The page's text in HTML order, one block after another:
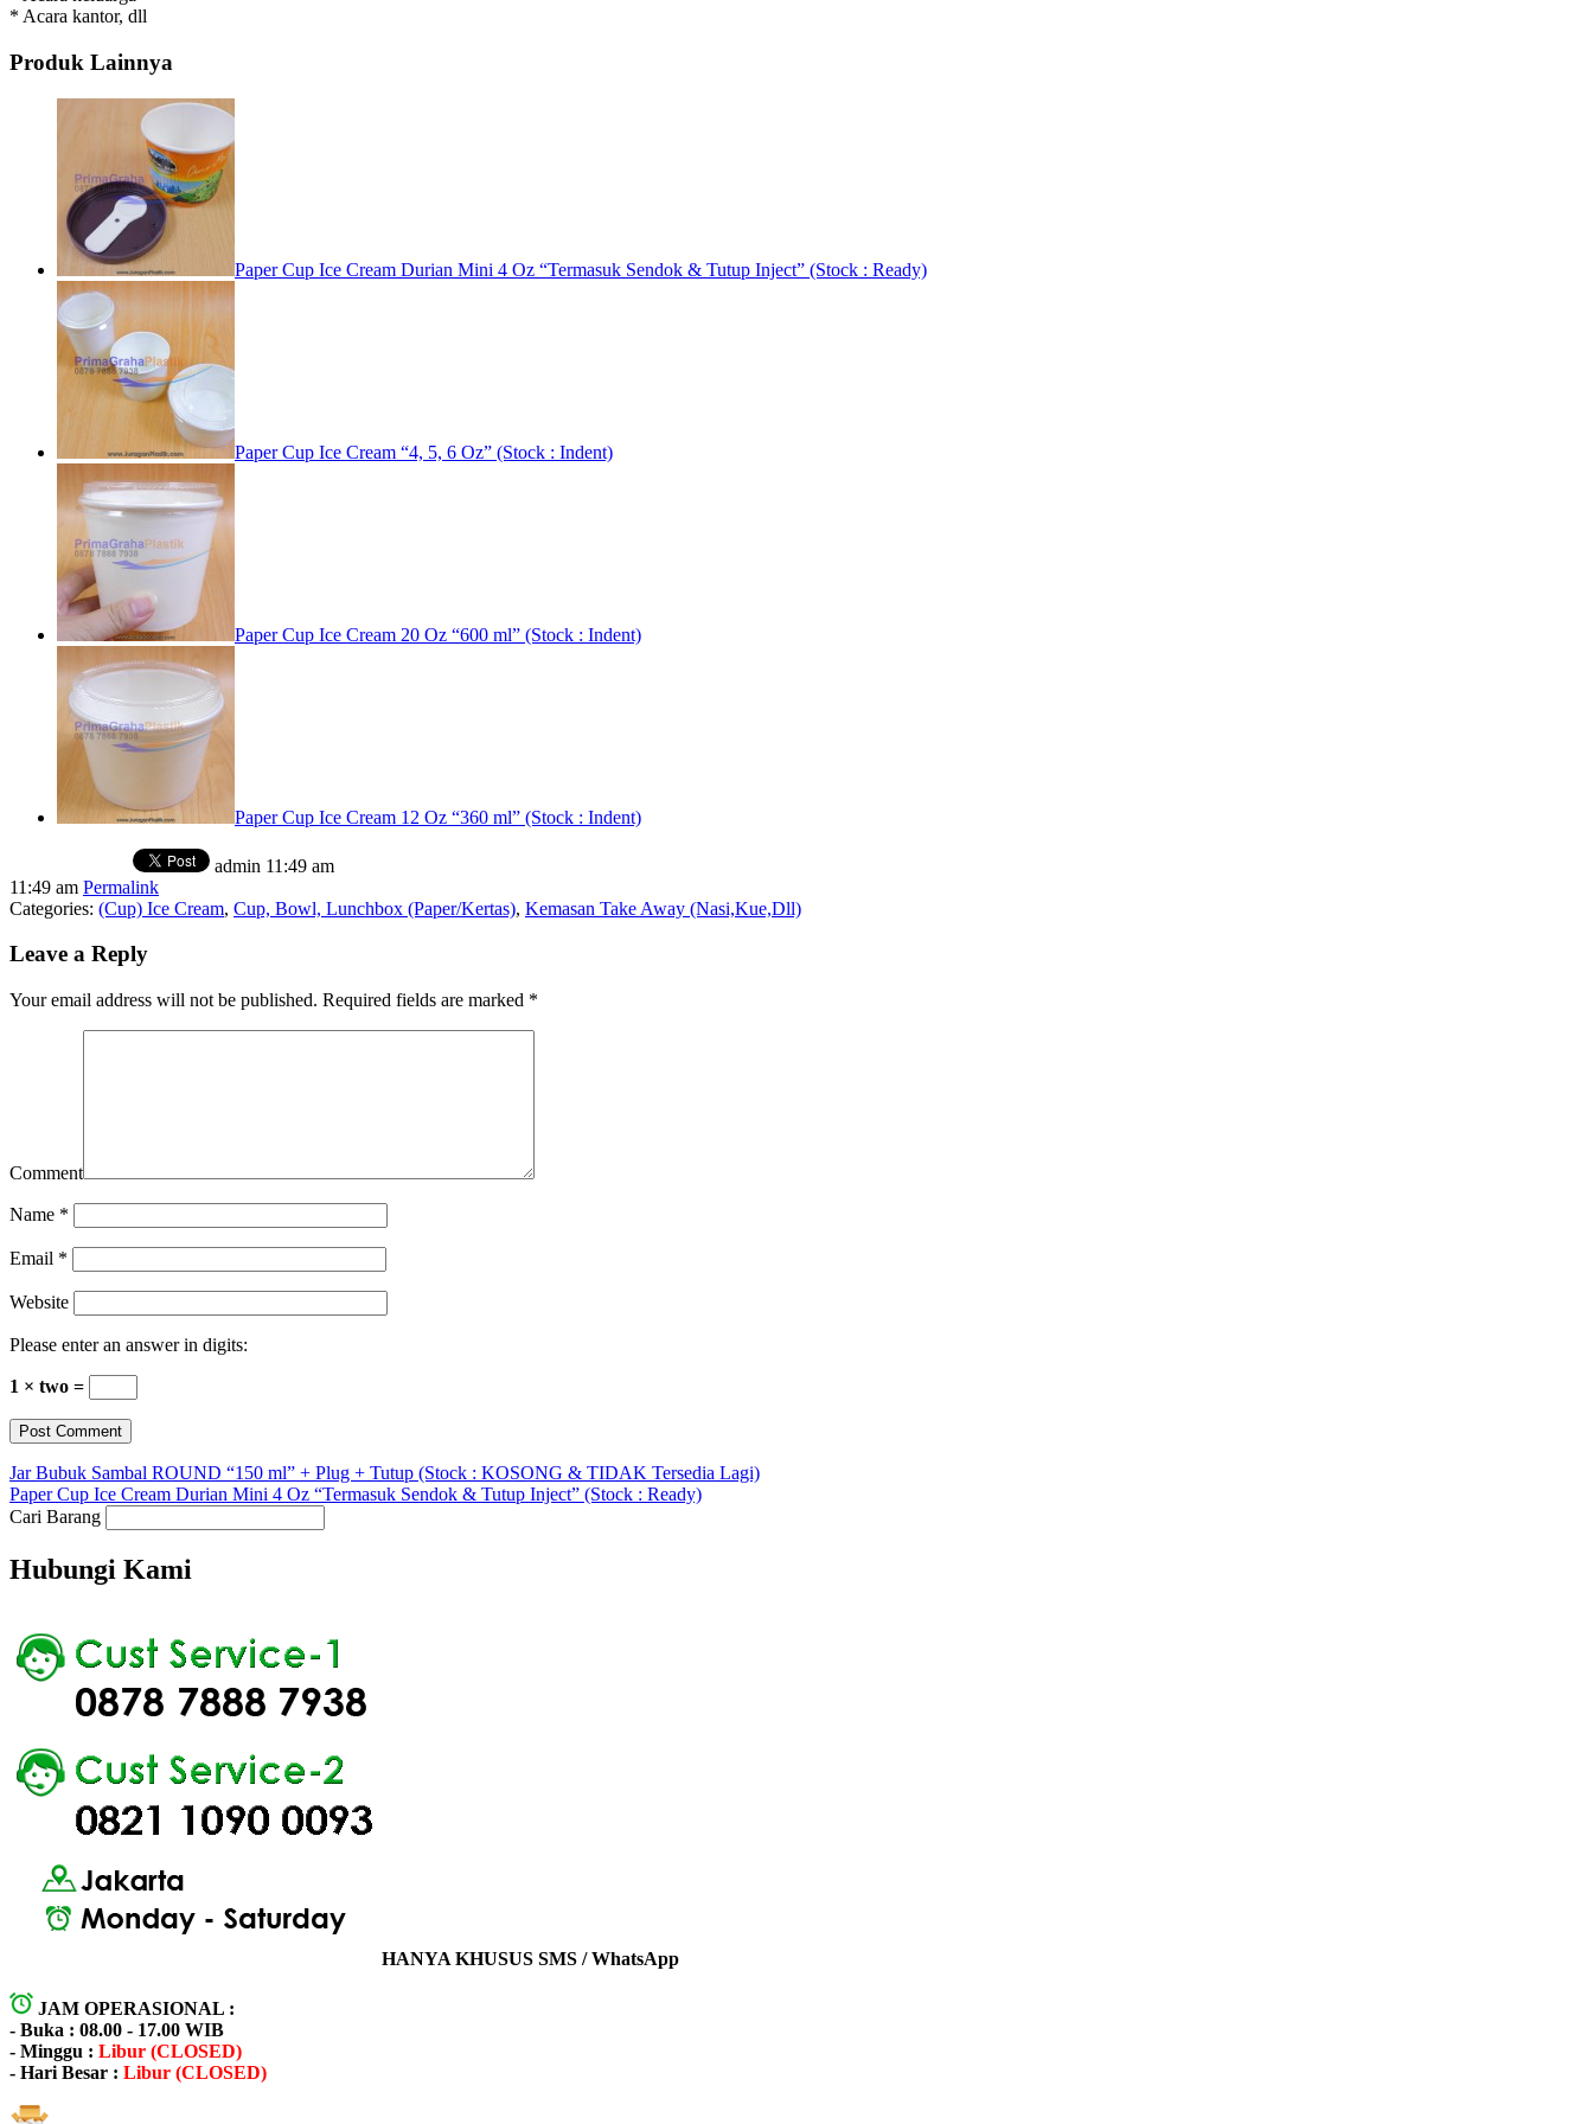
* Acara kantor, dll
Produk Lainnya
Paper Cup Ice Cream Durian Mini 4 Oz “Termasuk Sendok & Tutup Inject” (Stock : Ready)
Paper Cup Ice Cream “4, 5, 6 Oz” (Stock : Indent)
Paper Cup Ice Cream 20 Oz “600 ml” (Stock : Indent)
Paper Cup Ice Cream 12 Oz “360 ml” (Stock : Indent)
admin 11:49 am
11:49 am Permalink
Categories: (Cup) Ice Cream, Cup, Bowl, Lunchbox (Paper/Kertas), Kemasan Take Away (Nasi,Kue,Dll)
Leave a Reply
Your email address will not be published. Required fields are marked *
Comment
Name *
Email *
Website
Please enter an answer in digits:
1 × two =
Jar Bubuk Sambal ROUND “150 ml” + Plug + Tutup (Stock : KOSONG & TIDAK Tersedia Lagi)
Paper Cup Ice Cream Durian Mini 4 Oz “Termasuk Sendok & Tutup Inject” (Stock : Ready)
Cari Barang
Hubungi Kami
HANYA KHUSUS SMS / WhatsApp
JAM OPERASIONAL :
- Buka : 08.00 - 17.00 WIB
- Minggu : Libur (CLOSED)
- Hari Besar : Libur (CLOSED)